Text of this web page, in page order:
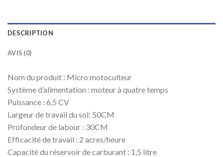
DESCRIPTION
AVIS (0)
Nom du produit : Micro motoculteur
Système d’alimentation : moteur à quatre temps
Puissance : 6,5 CV
Largeur de travail du sol: 50CM
Profondeur de labour : 30CM
Efficacité de travail : 2 acres/heure
Capacité du réservoir de carburant : 1,5 litre